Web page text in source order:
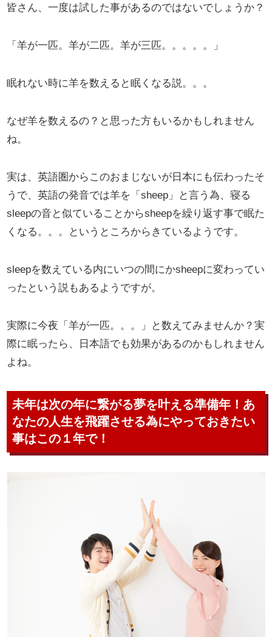
皆さん、一度は試した事があるのではないでしょうか？
「羊が一匹。羊が二匹。羊が三匹。。。。。」
眠れない時に羊を数えると眠くなる説。。。
なぜ羊を数えるの？と思った方もいるかもしれません
ね。
実は、英語圏からこのおまじないが日本にも伝わったそ
うで、英語の発音では羊を「sheep」と言う為、寝る
sleepの音と似ていることからsheepを繰り返す事で眠た
くなる。。。というところからきているようです。
sleepを数えている内にいつの間にかsheepに変わってい
ったという説もあるようですが。
実際に今夜「羊が一匹。。。」と数えてみませんか？実
際に眠ったら、日本語でも効果があるのかもしれません
よね。
未年は次の年に繋がる夢を叶える準備年！あ
なたの人生を飛躍させる為にやっておきたい
事はこの１年で！